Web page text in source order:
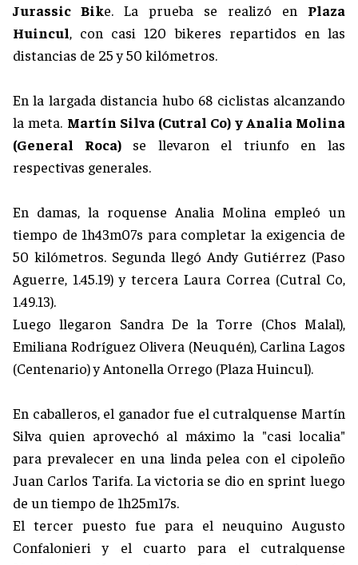
Jurassic Bike. La prueba se realizó en Plaza
Huincul, con casi 120 bikeres repartidos en las
distancias de 25 y 50 kilómetros.
En la largada distancia hubo 68 ciclistas alcanzando
la meta. Martín Silva (Cutral Co) y Analia Molina
(General Roca)se llevaron el triunfo en las
respectivas generales.
En damas, la roquense Analia Molina empleó un
tiempo de 1h43m07s para completar la exigencia de
50 kilómetros. Segunda llegó Andy Gutiérrez (Paso
Aguerre, 1.45.19) y tercera Laura Correa (Cutral Co,
1.49.13).
Luego llegaron Sandra De la Torre (Chos Malal),
Emiliana Rodríguez Olivera (Neuquén), Carlina Lagos
(Centenario) y Antonella Orrego (Plaza Huincul).
En caballeros, el ganador fue el cutralquense Martín
Silva quien aprovechó al máximo la "casi localia"
para prevalecer en una linda pelea con el cipoleño
Juan Carlos Tarifa. La victoria se dio en sprint luego
de un tiempo de 1h25m17s.
El tercer puesto fue para el neuquino Augusto
Confalonieri y el cuarto para el cutralquense